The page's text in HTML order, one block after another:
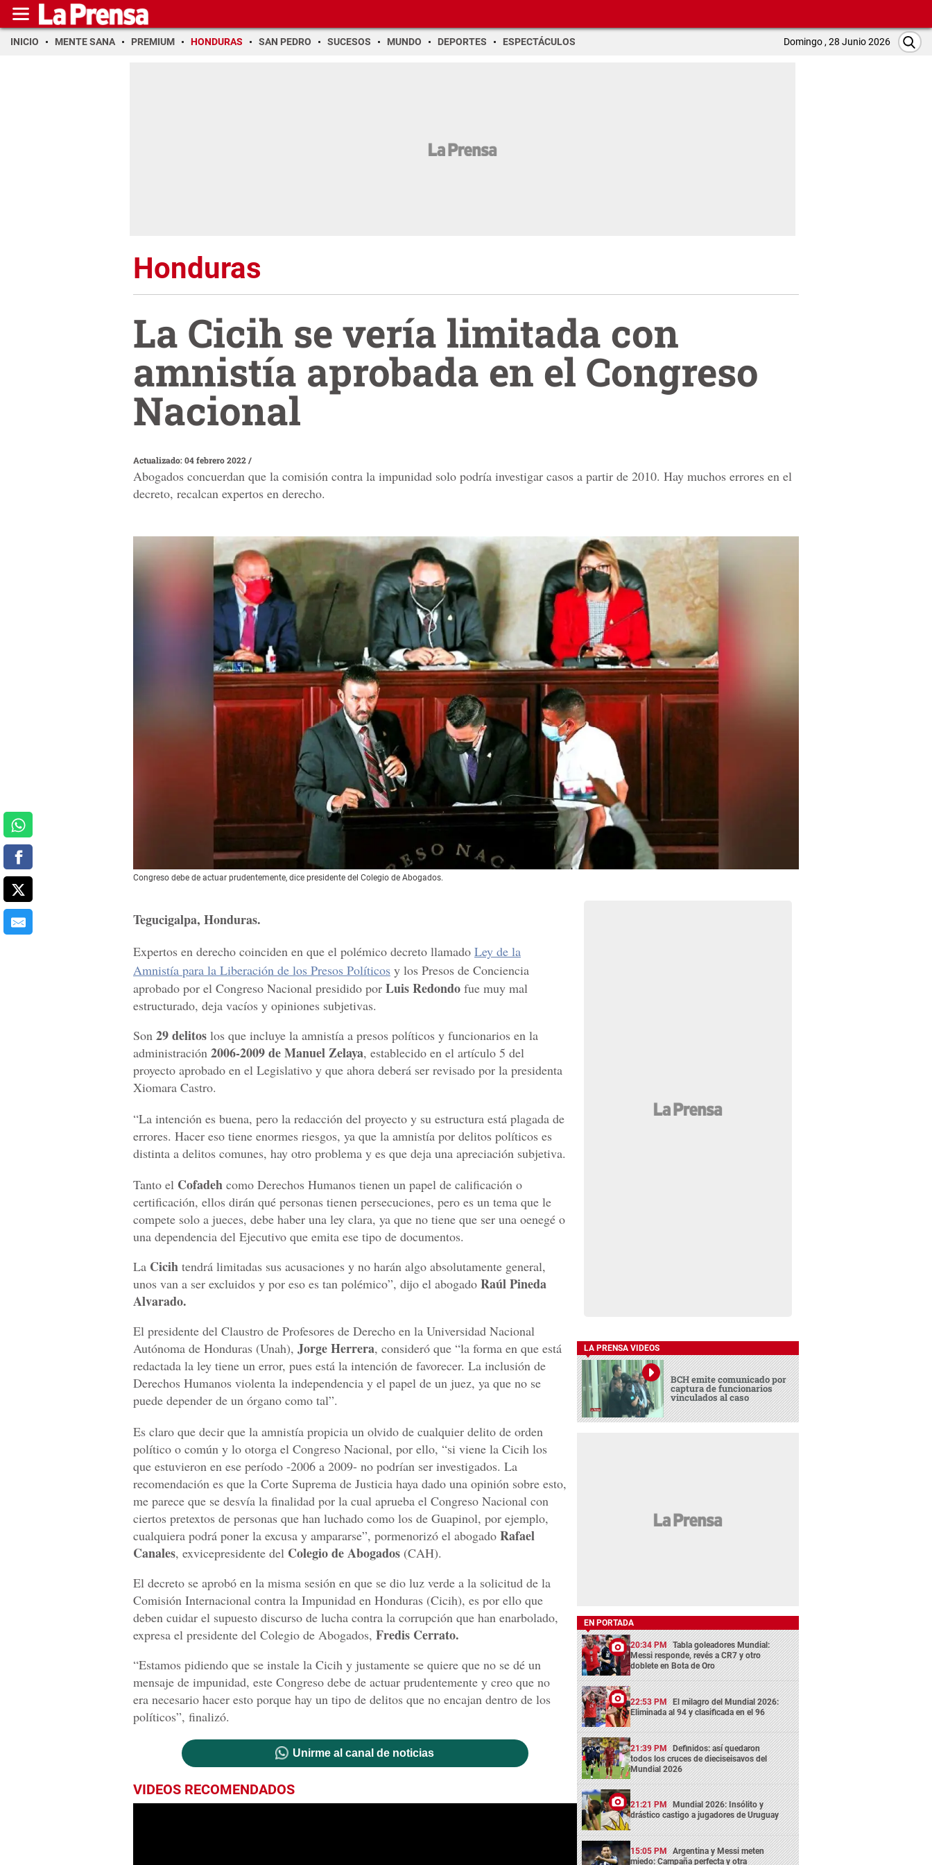
INICIO MENTE SANA PREMIUM HONDURAS SAN PEDRO SUCESOS MUNDO DEPORTES ESPECTÁCULOS Domingo , 28 Junio 2026
Honduras
La Cicih se vería limitada con
amnistía aprobada en el Congreso
Nacional
Actualizado: 04 febrero 2022/
Abogados concuerdan que la comisión contra la impunidad solo podría investigar casos a partir de 2010. Hay muchos errores en el
decreto, recalcan expertos en derecho.
Congreso debe de actuar prudentemente, dice presidente del Colegio de Abogados.
Tegucigalpa, Honduras.
Expertos en derecho coinciden en que el polémico decreto llamado Ley de la
Amnistía para la Liberación de los Presos Políticos y los Presos de Conciencia
aprobado por el Congreso Nacional presidido por Luis Redondo fue muy mal
estructurado, deja vacíos y opiniones subjetivas.
Son 29 delitos los que incluye la amnistía a presos políticos y funcionarios en la
administración 2006-2009 de Manuel Zelaya, establecido en el artículo 5 del
proyecto aprobado en el Legislativo y que ahora deberá ser revisado por la presidenta
Xiomara Castro.
“La intención es buena, pero la redacción del proyecto y su estructura está plagada de
errores. Hacer eso tiene enormes riesgos, ya que la amnistía por delitos políticos es
distinta a delitos comunes, hay otro problema y es que deja una apreciación subjetiva.
Tanto el Cofadeh como Derechos Humanos tienen un papel de calificación o
certificación, ellos dirán qué personas tienen persecuciones, pero es un tema que le
compete solo a jueces, debe haber una ley clara, ya que no tiene que ser una oenegé o
una dependencia del Ejecutivo que emita ese tipo de documentos.
La Cicih tendrá limitadas sus acusaciones y no harán algo absolutamente general,
unos van a ser excluidos y por eso es tan polémico”, dijo el abogado Raúl Pineda
Alvarado.
El presidente del Claustro de Profesores de Derecho en la Universidad Nacional
Autónoma de Honduras (Unah), Jorge Herrera, consideró que “la forma en que está
redactada la ley tiene un error, pues está la intención de favorecer. La inclusión de
Derechos Humanos violenta la independencia y el papel de un juez, ya que no se
puede depender de un órgano como tal”.
Es claro que decir que la amnistía propicia un olvido de cualquier delito de orden
político o común y lo otorga el Congreso Nacional, por ello, “si viene la Cicih los
que estuvieron en ese período -2006 a 2009- no podrían ser investigados. La
recomendación es que la Corte Suprema de Justicia haya dado una opinión sobre esto,
me parece que se desvía la finalidad por la cual aprueba el Congreso Nacional con
ciertos pretextos de personas que han luchado como los de Guapinol, por ejemplo,
cualquiera podrá poner la excusa y ampararse”, pormenorizó el abogado Rafael
Canales, exvicepresidente del Colegio de Abogados (CAH).
El decreto se aprobó en la misma sesión en que se dio luz verde a la solicitud de la
Comisión Internacional contra la Impunidad en Honduras (Cicih), es por ello que
deben cuidar el supuesto discurso de lucha contra la corrupción que han enarbolado,
expresa el presidente del Colegio de Abogados, Fredis Cerrato.
“Estamos pidiendo que se instale la Cicih y justamente se quiere que no se dé un
mensaje de impunidad, este Congreso debe de actuar prudentemente y creo que no
era necesario hacer esto porque hay un tipo de delitos que no encajan dentro de los
políticos”, finalizó.
Unirme al canal de noticias
VIDEOS RECOMENDADOS
LA PRENSA VIDEOS
BCH emite comunicado por
captura de funcionarios
vinculados al caso
EN PORTADA
20:34 PM Tabla goleadores Mundial:
Messi responde, revés a CR7 y otro
doblete en Bota de Oro
22:53 PM El milagro del Mundial 2026:
Eliminada al 94 y clasificada en el 96
21:39 PM Definidos: así quedaron
todos los cruces de dieciseisavos del
Mundial 2026
21:21 PM Mundial 2026: Insólito y
drástico castigo a jugadores de Uruguay
15:05 PM Argentina y Messi meten
miedo: Campaña perfecta y otra